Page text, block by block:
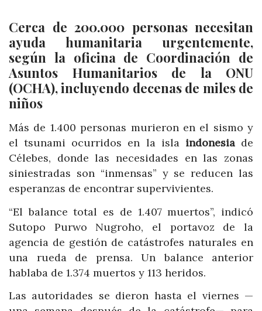
Cerca de 200.000 personas necesitan
ayuda humanitaria urgentemente,
según la oficina de Coordinación de
Asuntos Humanitarios de la ONU
(OCHA), incluyendo decenas de miles de
niños
Más de 1.400 personas murieron en el sismo y
el tsunami ocurridos en la isla indonesiade
Célebes, donde las necesidades en las zonas
siniestradas son “inmensas” y se reducen las
esperanzas de encontrar supervivientes.
“El balance total es de 1.407 muertos”, indicó
Sutopo Purwo Nugroho, el portavoz de la
agencia de gestión de catástrofes naturales en
una rueda de prensa. Un balance anterior
hablaba de 1.374 muertos y 113 heridos.
Las autoridades se dieron hasta el viernes —